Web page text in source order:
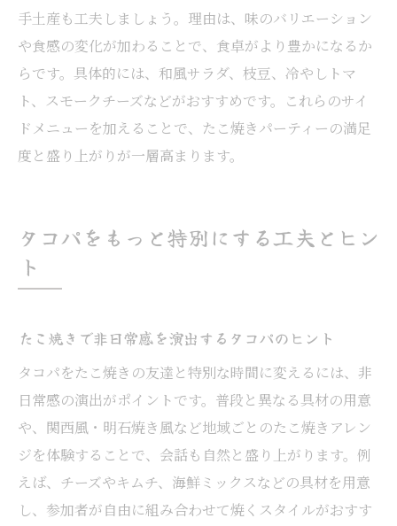
手土産も工夫しましょう。理由は、味のバリエーション
や食感の変化が加わることで、食卓がより豊かになるか
らです。具体的には、和風サラダ、枝豆、冷やしトマ
ト、スモークチーズなどがおすすめです。これらのサイ
ドメニューを加えることで、たこ焼きパーティーの満足
度と盛り上がりが一層高まります。
タコパをもっと特別にする工夫とヒン
ト
たこ焼きで非日常感を演出するタコパのヒント
タコパをたこ焼きの友達と特別な時間に変えるには、非
日常感の演出がポイントです。普段と異なる具材の用意
や、関西風・明石焼き風など地域ごとのたこ焼きアレン
ジを体験することで、会話も自然と盛り上がります。例
えば、チーズやキムチ、海鮮ミックスなどの具材を用意
し、参加者が自由に組み合わせて焼くスタイルがおすす